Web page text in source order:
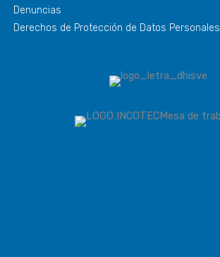
Denuncias
Derechos de Protección de Datos Personales